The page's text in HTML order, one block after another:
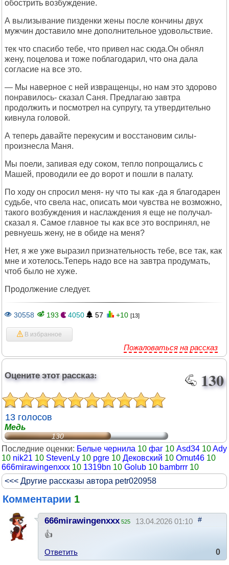
обострить возбуждение.
А вылизывание пизденки жены после кончины двух
мужчин доставило мне дополнительное удовольствие.
тек что спасибо тебе, что привел нас сюда.Он обнял
жену, поцелова и тоже поблагодарил, что она дала
согласие на все это.
— Мы наверное с ней извращенцы, но нам это здорово
понравилось- сказал Саня. Предлагаю завтра
продолжить и посмотрел на супругу, та утвердительно
кивнула головой.
А теперь давайте перекусим и восстановим силы-
произнесла Маня.
Мы поели, запивая еду соком, тепло попрощались с
Машей, проводили ее до ворот и пошли в палату.
По ходу он спросил меня- ну что ты как -да я благодарен
судьбе, что свела нас, описать мои чувства не возможно,
такого возбуждения и наслаждения я еще не получал-
сказал я. Самое главное ты как все это воспринял, не
ревнуешь жену, не в обиде на меня?
Нет, я же уже выразил признательность тебе, все так, как
мне и хотелось.Теперь надо все на завтра продумать,
чтоб было не хуже.
Продолжение следует.
30558 193 4050 57 +10 [13]
В избранное
Пожаловаться на рассказ
Оцените этот рассказ: 130
13 голосов
Медь
130
Последние оценки: Белые чернила 10 фаг 10 Asd34 10Ady
10 nik21 10 StevenLy 10 pgre 10 Дековский 10 Omut46 10
666mirawingenxxx 10 1319bn 10 Golub 10 bambrrr 10
<<< Другие рассказы автора petr020958
Комментарии 1
666mirawingenxxx 525 13.04.2026 01:10 #
👍
Ответить
0